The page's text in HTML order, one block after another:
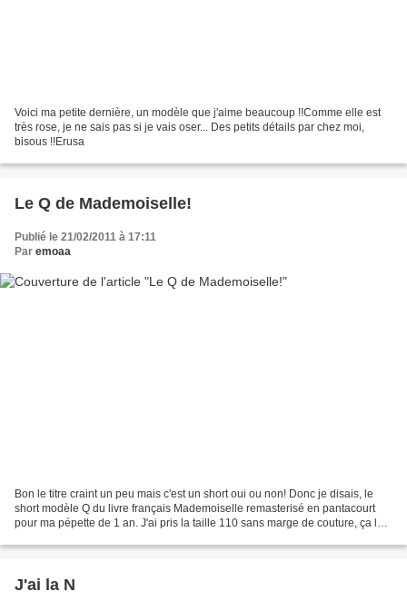
Voici ma petite dernière, un modèle que j'aime beaucoup !!Comme elle est
très rose, je ne sais pas si je vais oser... Des petits détails par chez moi,
bisous !!Erusa
Le Q de Mademoiselle!
Publié le 21/02/2011 à 17:11
Par emoaa
Bon le titre craint un peu mais c'est un short oui ou non! Donc je disais, le
short modèle Q du livre français Mademoiselle remasterisé en pantacourt
pour ma pépette de 1 an. J'ai pris la taille 110 sans marge de couture, ça le
J'ai la N